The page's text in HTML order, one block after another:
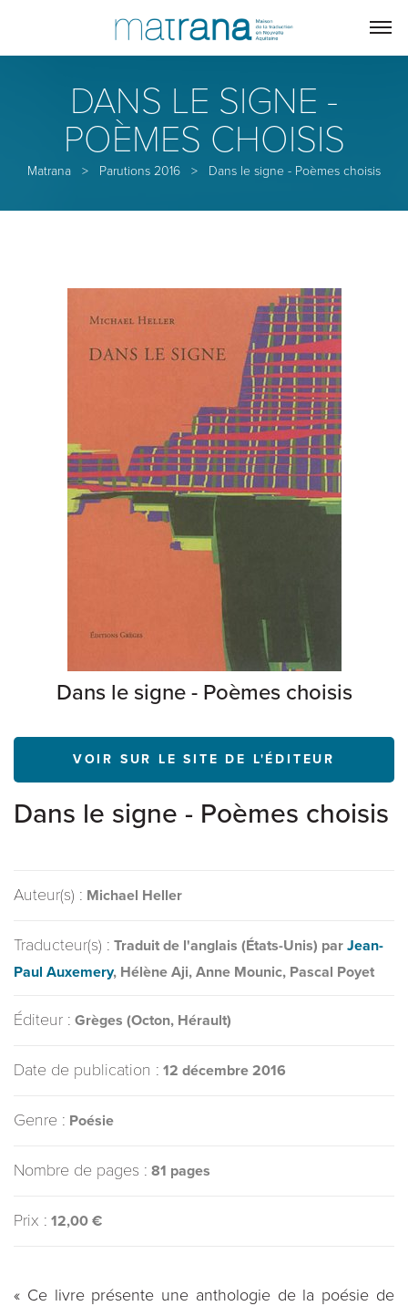
DANS LE SIGNE -
POÈMES CHOISIS
Matrana > Parutions 2016 > Dans le signe - Poèmes choisis
Dans le signe - Poèmes choisis
VOIR SUR LE SITE DE L'ÉDITEUR
Dans le signe - Poèmes choisis
Auteur(s) : Michael Heller
Traducteur(s) : Traduit de l'anglais (États-Unis) par Jean-
Paul Auxemery, Hélène Aji, Anne Mounic, Pascal Poyet
Éditeur : Grèges (Octon, Hérault)
Date de publication : 12 décembre 2016
Genre : Poésie
Nombre de pages : 81 pages
Prix : 12,00 €
« Ce livre présente une anthologie de la poésie de